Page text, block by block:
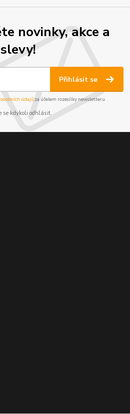
novinky, akce a
slevy!
Přihlásit se
údajůza účelem rozesílky newsletteru.
se kdykoli odhlásit.